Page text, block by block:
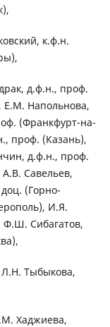
к.ф.н.
д.ф.н., проф.
Е.М. Напольнова,
(Франкфурт-на-
проф. (Казань),
д.ф.н., проф.
Савельев,
(Горно-
И.Я.
Ф.Ш. Сибагатов,
Л.Н. Тыбыкова,
Хаджиева,